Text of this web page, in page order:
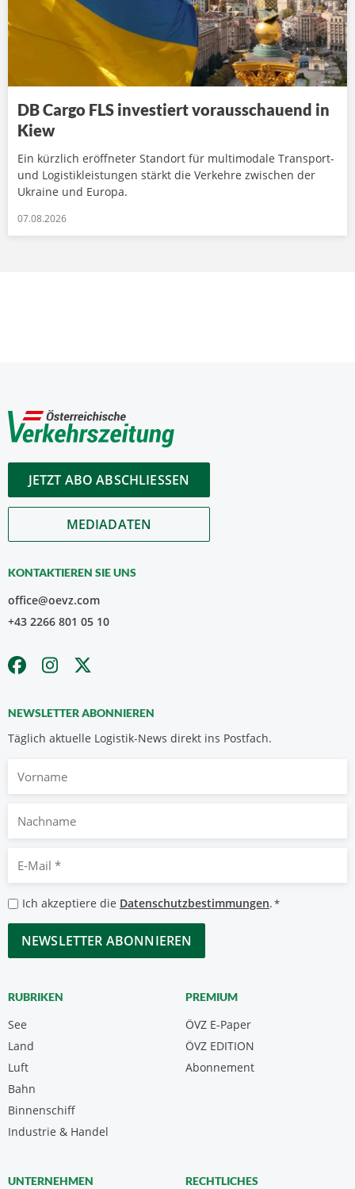
DB Cargo FLS investiert vorausschauend in
Kiew
Ein kürzlich eröffneter Standort für multimodale Transport-
und Logistikleistungen stärkt die Verkehre zwischen der
Ukraine und Europa.
07.08.2026
JETZT ABO ABSCHLIESSEN
MEDIADATEN
KONTAKTIEREN SIE UNS
office@oevz.com
+43 2266 801 05 10
NEWSLETTER ABONNIEREN
Täglich aktuelle Logistik-News direkt ins Postfach.
Nachname
Mail
*
Datenschutzbestimmungen
*
Ich akzeptiere die Datenschutzbestimmungen.*
CAPTCHA
RUBRIKEN
See
Land
Luft
Bahn
Binnenschiff
Industrie & Handel
PREMIUM
ÖVZ E-Paper
Abonnement
ÖVZ EDITION
UNTERNEHMEN RECHTLICHES